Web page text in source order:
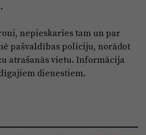
Ētikas kodekss
Lietošanas noteikumi
Pārredzamības paziņojumi
nepieskaries tam un par
pašvaldības policiju, norādot
atrašanās vietu. Informācija
dienestiem.